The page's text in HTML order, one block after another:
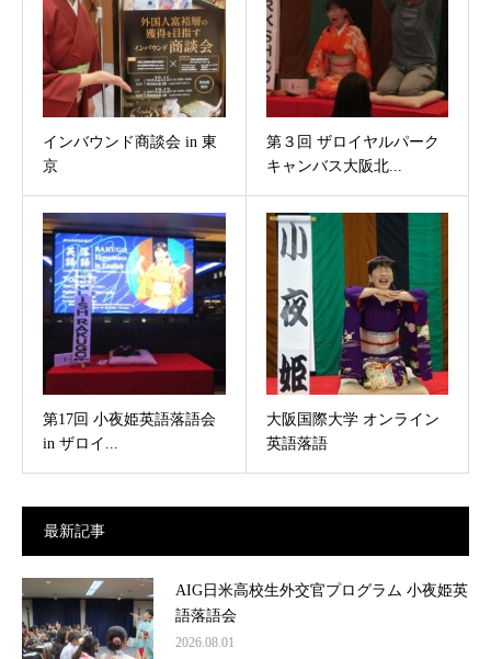
インバウンド商談会 in 東
京
第３回 ザロイヤルパーク
キャンバス大阪北...
第17回 小夜姫英語落語会
in ザロイ...
大阪国際大学 オンライン
英語落語
最新記事
AIG日米高校生外交官プログラム 小夜姫英
語落語会
2026.08.01